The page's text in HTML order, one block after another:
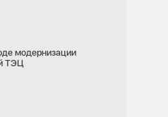
модернизации
ТЭЦ